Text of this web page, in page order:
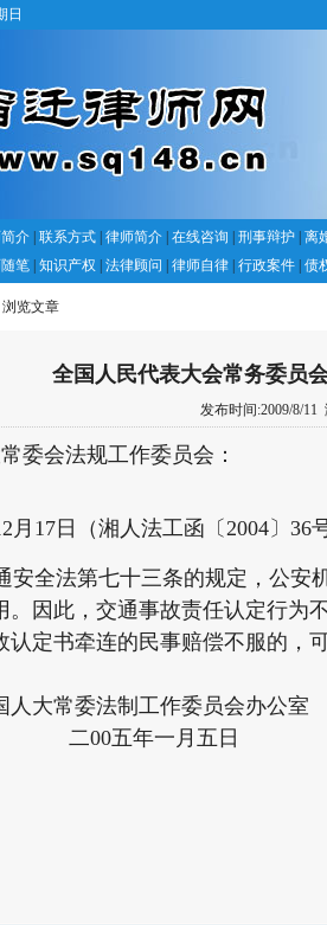
日
介 联系方式 律师简介| 在线咨询 刑事辩护
离
笔 知识产权 法律顾问 律师自律 行政案件 债
览文章
全国人民代表大会常务委员
发布时间:2009/8/11
委会法规工作委员会：
月17日（湘人法工函〔2004〕36
全法第七十三条的规定，公安
。因此，交通事故责任认定行为
认定书牵连的民事赔偿不服的，
委法制工作委员会办公室
年一月五日